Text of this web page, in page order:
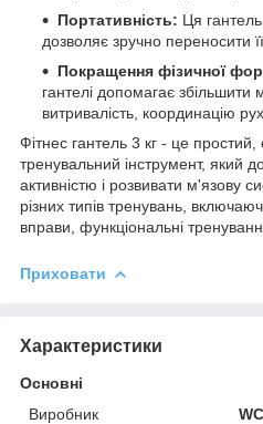
Портативність: Ця
дозволяє зручно переносити
Покращення фізичної
гантелі допомагає
витривалість, координацію
Фітнес гантель 3 кг - це
тренувальний інструмент, який
активністю і розвивати м'язову
різних типів тренувань,
вправи, функціональні
Приховати
Характеристики
Основні
Виробник